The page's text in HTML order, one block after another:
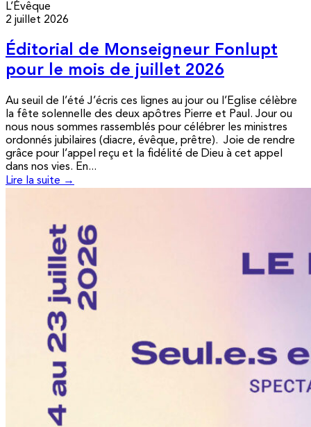
L’Évêque
2 juillet 2026
Éditorial de Monseigneur Fonlupt
pour le mois de juillet 2026
Au seuil de l’été J’écris ces lignes au jour ou l’Eglise célèbre
la fête solennelle des deux apôtres Pierre et Paul. Jour ou
nous nous sommes rassemblés pour célébrer les ministres
ordonnés jubilaires (diacre, évêque, prêtre). Joie de rendre
grâce pour l’appel reçu et la fidélité de Dieu à cet appel
dans nos vies. En...
Lire la suite →